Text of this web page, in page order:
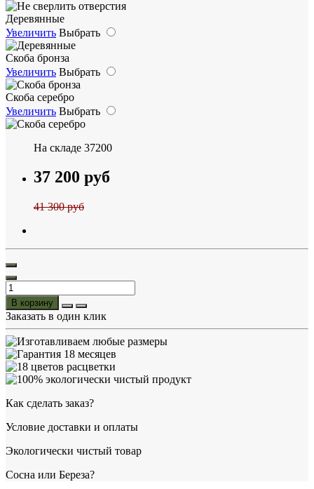
Деревянные
Увеличить Выбрать
Скоба бронза
Увеличить Выбрать
Скоба серебро
Увеличить Выбрать
На складе 37200
37 200 руб
41 300 руб
В корзину
Заказать в один клик
Как сделать заказ?
Условие доставки и оплаты
Экологически чистый товар
Сосна или Береза?